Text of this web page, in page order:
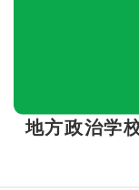
地方政治学